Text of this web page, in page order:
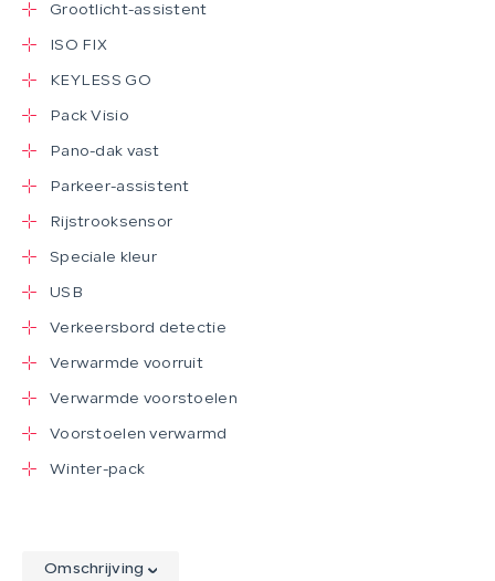
Grootlicht-assistent
ISO FIX
KEYLESS GO
Pack Visio
Pano-dak vast
Parkeer-assistent
Rijstrooksensor
Speciale kleur
USB
Verkeersbord detectie
Verwarmde voorruit
Verwarmde voorstoelen
Voorstoelen verwarmd
Winter-pack
Omschrijving